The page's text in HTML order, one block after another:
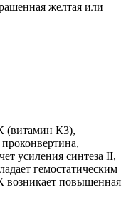
желтая или
(витамин К3),
усиления синтеза II,
гемостатическим
возникает повышенная